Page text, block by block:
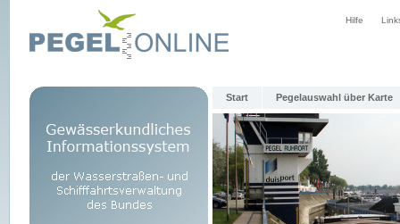
Hilfe
Start Pegelauswahl über Karte